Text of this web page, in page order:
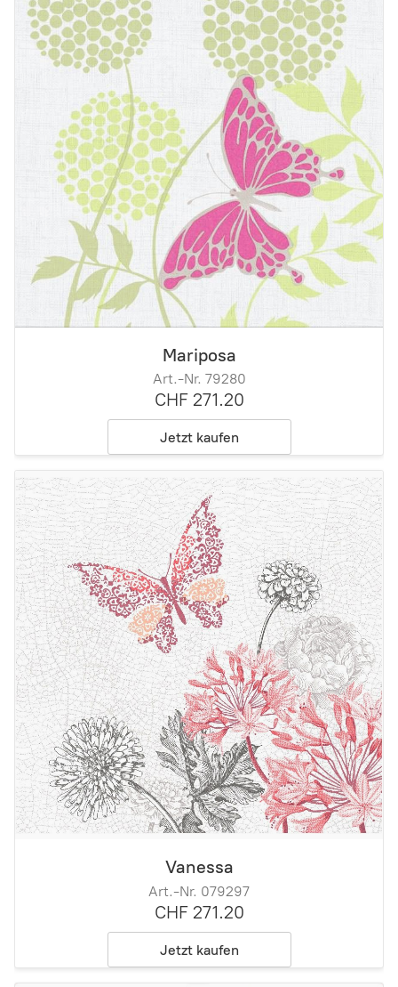
Mariposa
Art.-Nr. 79280
CHF 271.20
Jetzt kaufen
Vanessa
Art.-Nr. 079297
CHF 271.20
Jetzt kaufen